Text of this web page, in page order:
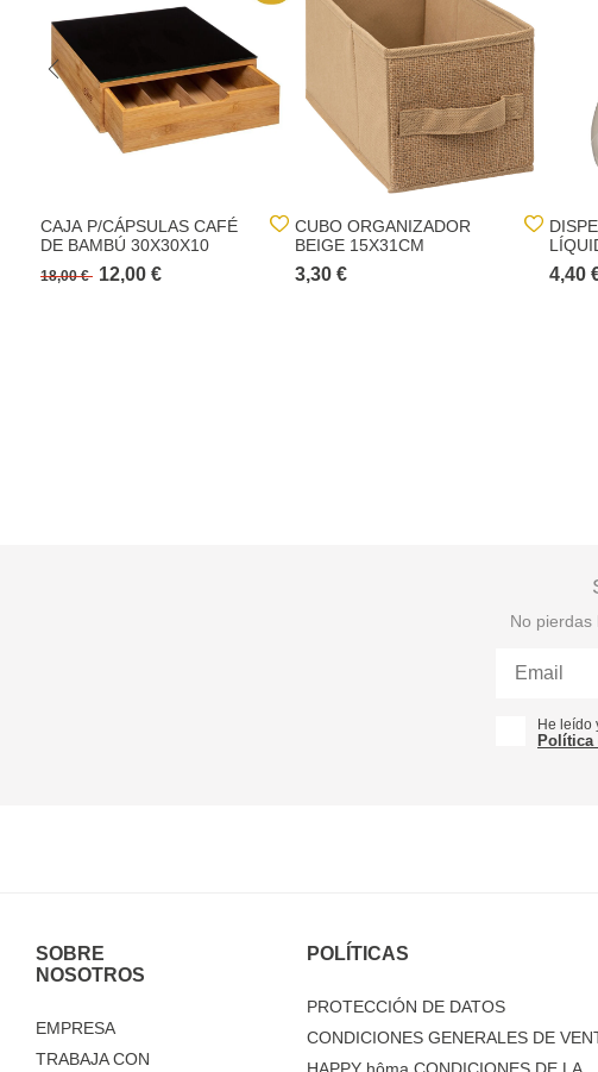
CAJA P/CÁPSULAS CAFÉ
DE BAMBÚ 30X30X10
18,00 € 12,00 €
CUBO ORGANIZADOR
BEIGE 15X31CM
3,30 €
LINO
4,40
No pierdas
He leído
Política
SOBRE
NOSOTROS
EMPRESA
TRABAJA CON
POLÍTICAS
PROTECCIÓN DE DATOS
CONDICIONES GENERALES DE